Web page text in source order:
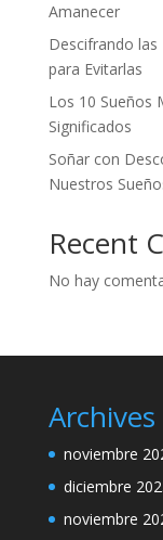
Amanecer
Descifrando las
para Evitarlas
Los 10 Sueños
Significados
Soñar con
Nuestros
Recent
No hay
Archives
noviembre
diciembre
noviembre